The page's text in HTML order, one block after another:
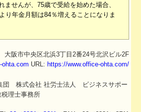
ませんが、75歳で受給を始めた場合、
り年金月額は84％増えることになりま
阪市中央区北浜3丁目2番24号北沢ビル2F
ohta.com URL: https://www.office-ohta.com/